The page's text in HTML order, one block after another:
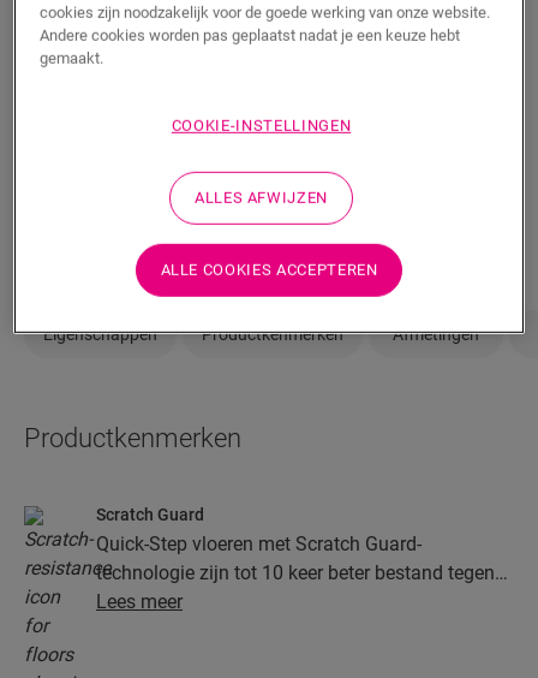
behoeften past?
Bekijk hoe het eruit zou zien in je kamer
Eigenschappen Productkenmerken Afmetingen
Productkenmerken
Scratch Guard
Quick-Step vloeren met Scratch Guard-
technologie zijn tot 10 keer beter bestand tegen
krassen dan vloeren zonder Scratch Guard.
Lees meer
cookies zijn noodzakelijk voor de goede werking van onze website.
Andere cookies worden pas geplaatst nadat je een keuze hebt
gemaakt.
COOKIE-INSTELLINGEN
ALLES AFWIJZEN
ALLE COOKIES ACCEPTEREN